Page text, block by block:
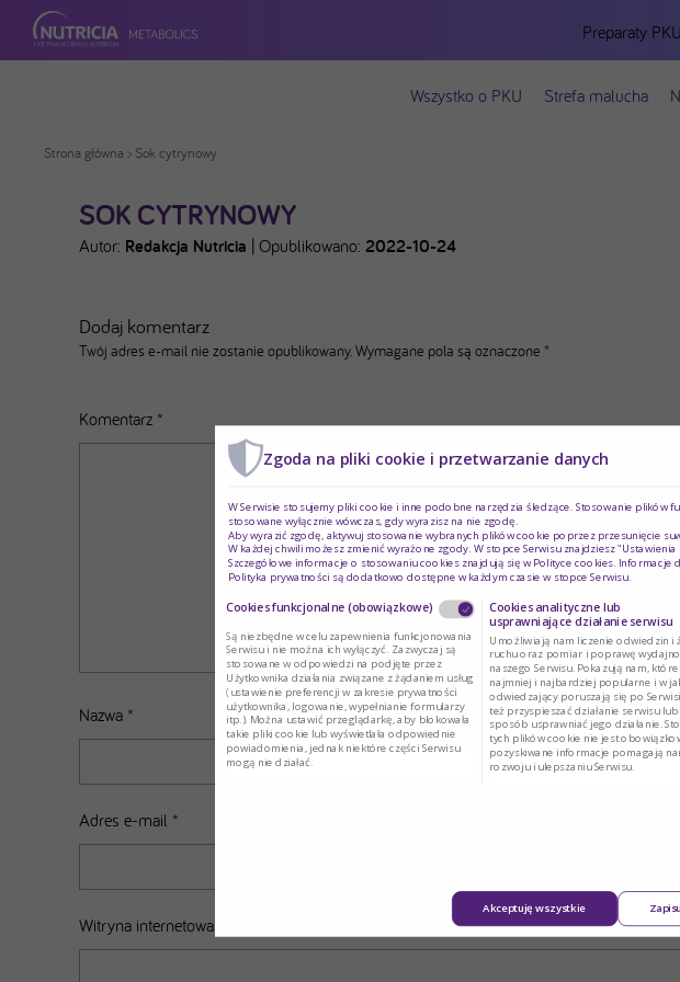
Preparaty PKU
Wszystko o PKU Strefa malucha
Strona główna > Sok cytrynowy
SOK CYTRYNOWY
Autor: Redakcja Nutricia Opublikowano: 2022-10-24
Dodaj komentarz
Twój adres e-mail nie zostanie opublikowany.Wymagane pola są oznaczone *
Komentarz *
Nazwa *
Adres e-mail *
Witryna internetowa
Zgoda na pliki cookie i przetwarzanie danych
W Serwisie stosujemy pliki cookie i inne podobne narzędzia śledzące. Stosowanie plików
stosowane wyłącznie wówczas, gdy wyrazisz na nie zgodę.
Aby wyrazić zgodę, aktywuj stosowanie wybranych plików cookie poprzez przesunięcie
W każdej chwili możesz zmienić wyrażone zgody. W stopce Serwisu znajdziesz
Szczegółowe informacje o stosowaniu cookies znajdują się wPolityce cookies. Informacje
Polityka prywatności są dodatkowo dostępne w każdym czasie w stopce Serwisu.
Cookies funkcjonalne (obowiązkowe)
Są niezbędne w celu zapewnienia funkcjonowania
Serwisu i nie można ich wyłączyć. Zazwyczaj są
stosowane w odpowiedzi na podjęte przez
Użytkownika działania związane z żądaniem usług
(ustawienie preferencji w zakresie prywatności
użytkownika, logowanie, wypełnianie formularzy
itp.). Można ustawić przeglądarkę, aby blokowała
takie pliki cookie lub wyświetlała odpowiednie
powiadomienia, jednak niektóre części Serwisu
mogą nie działać.
Cookies analityczne lub
usprawniające działanie serwisu
Umożliwiają nam liczenie odwiedzin i
ruchu oraz pomiar i poprawę
naszego Serwisu. Pokazują nam,
najmniej i najbardziej popularne i w
odwiedzający poruszają się po
też przyspieszać działanie serwisu
sposób usprawniać jego działanie.
tych plików cookie nie jest
pozyskiwane informacje pomagają
rozwoju i ulepszaniu Serwisu.
Akceptuję wszystkie